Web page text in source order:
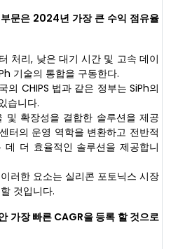
문은 2024년 가장 큰 수익 점유율
처리, 낮은 대기 시간 및 고속 데이
기술의 통합을 구동한다.
의 CHIPS 법과 같은 정부는 SiPh의
습니다.
및 확장성을 결합한 솔루션을 제공
터의 운영 역학을 변환하고 전반적
더 효율적인 솔루션을 제공합니
러한 요소는 실리콘 포토닉스 시장
것입니다.
가장 빠른 CAGR을 등록 할 것으로